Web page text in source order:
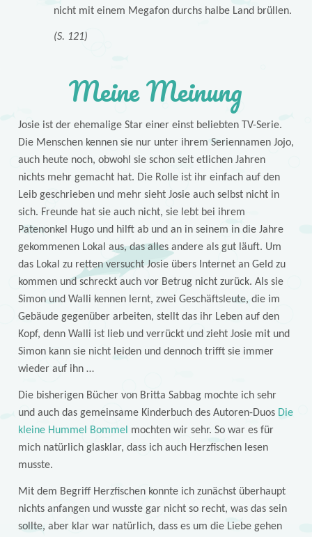
nicht mit einem Megafon durchs halbe Land brüllen.
(S. 121)
Meine Meinung
Josie ist der ehemalige Star einer einst beliebten TV-Serie.
Die Menschen kennen sie nur unter ihrem Seriennamen Jojo,
auch heute noch, obwohl sie schon seit etlichen Jahren
nichts mehr gemacht hat. Die Rolle ist ihr einfach auf den
Leib geschrieben und mehr sieht Josie auch selbst nicht in
sich. Freunde hat sie auch nicht, sie lebt bei ihrem
Patenonkel Hugo und hilft ab und an in seinem in die Jahre
gekommenen Lokal aus, das alles andere als gut läuft. Um
das Lokal zu retten versucht Josie übers Internet an Geld zu
kommen und schreckt auch vor Betrug nicht zurück. Als sie
Simon und Walli kennen lernt, zwei Geschäftsleute, die im
Gebäude gegenüber arbeiten, stellt das ihr Leben auf den
Kopf, denn Walli ist lieb und verrückt und zieht Josie mit und
Simon kann sie nicht leiden und dennoch trifft sie immer
wieder auf ihn …
Die bisherigen Bücher von Britta Sabbag mochte ich sehr
und auch das gemeinsame Kinderbuch des Autoren-Duos Die
kleine Hummel Bommel mochten wir sehr. So war es für
mich natürlich glasklar, dass ich auch Herzfischen lesen
musste.
Mit dem Begriff Herzfischen konnte ich zunächst überhaupt
nichts anfangen und wusste gar nicht so recht, was das sein
sollte, aber klar war natürlich, dass es um die Liebe gehen